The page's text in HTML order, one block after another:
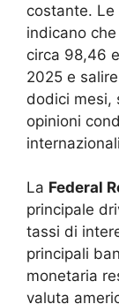
costante. Le
indicano
circa 98,46
2025 e
dodici mesi,
opinioni
La Federal
principale
tassi di
principali
monetaria
valuta